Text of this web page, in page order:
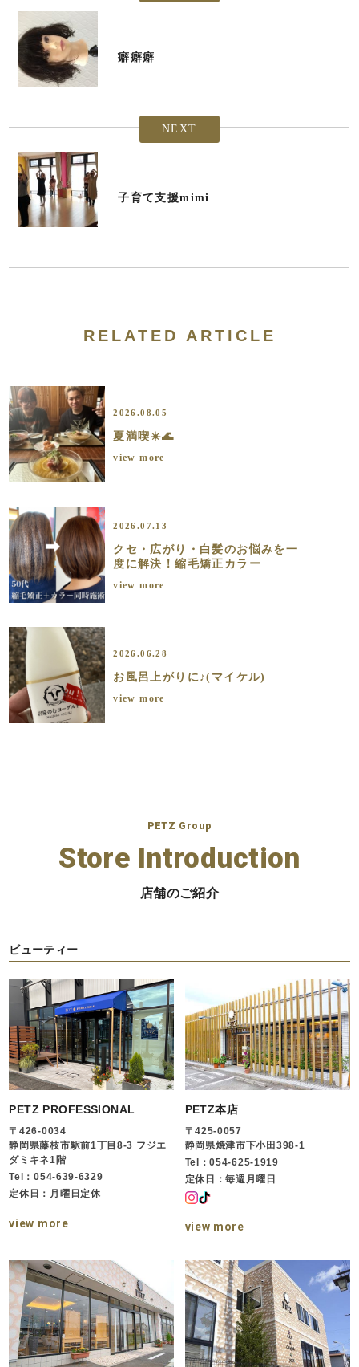
癖癖癖
NEXT
子育て支援mimi
RELATED ARTICLE
2026.08.05
夏満喫☀️🌊
view more
2026.07.13
クセ・広がり・白髪のお悩みを一
度に解決！縮毛矯正カラー
view more
2026.06.28
お風呂上がりに♪(マイケル)
view more
PETZ Group
Store Introduction
店舗のご紹介
ビューティー
PETZ PROFESSIONAL
〒426-0034
静岡県藤枝市駅前1丁目8-3 フジエ
ダミキネ1階
Tel：054-639-6329
定休日：月曜日定休
view more
PETZ本店
〒425-0057
静岡県焼津市下小田398-1
Tel：054-625-1919
定休日：毎週月曜日
view more